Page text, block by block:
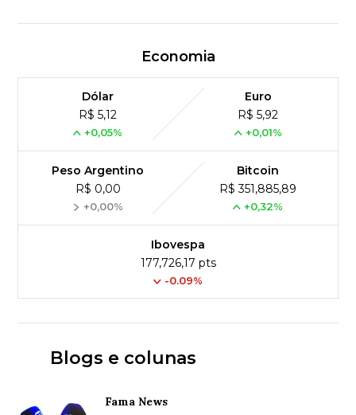
Economia
Dólar
R$ 5,12
+0,05%
Euro
R$ 5,92
+0,01%
Peso Argentino
R$ 0,00
+0,00%
Bitcoin
R$ 351,885,89
+0,32%
Ibovespa
177,726,17 pts
-0.09%
Blogs e colunas
Fama News